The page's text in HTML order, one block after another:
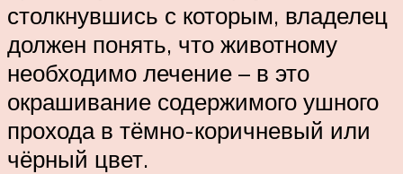
столкнувшись с которым, владелец
должен понять, что животному
необходимо лечение – в это
окрашивание содержимого ушного
прохода в тёмно-коричневый или
чёрный цвет.